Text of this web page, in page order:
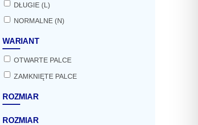
DŁUGIE (L)
NORMALNE (N)
WARIANT
OTWARTE PALCE
ZAMKNIĘTE PALCE
ROZMIAR
ROZMIAR